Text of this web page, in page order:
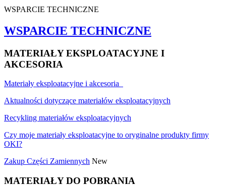
WSPARCIE TECHNICZNE
WSPARCIE TECHNICZNE
MATERIAŁY EKSPLOATACYJNE I
AKCESORIA
Materiały eksploatacyjne i akcesoria
Aktualności dotyczące materiałów eksploatacyjnych
Recykling materiałów eksploatacyjnych
Czy moje materiały eksploatacyjne to oryginalne produkty firmy
OKI?
Zakup Części Zamiennych New
MATERIAŁY DO POBRANIA